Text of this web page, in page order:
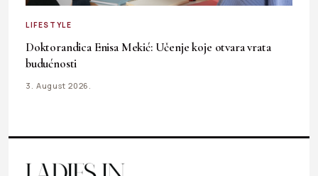
LIFESTYLE
Doktorandica Enisa Mekić: Učenje koje otvara vrata
budućnosti
3. August 2026.